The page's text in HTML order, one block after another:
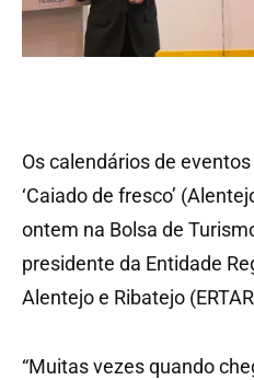
Os calendários de eventos
‘Caiado de fresco’
ontem na Bolsa de
presidente da Entidade
Alentejo e Ribatejo
“Muitas vezes quando